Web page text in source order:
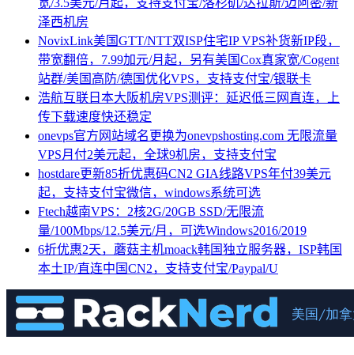
宽/3.5美元/月起，支持支付宝/洛杉矶/达拉斯/迈阿密/新
泽西机房
NovixLink美国GTT/NTT双ISP住宅IP VPS补货新IP段，
带宽翻倍，7.99加元/月起，另有美国Cox真家宽/Cogent
站群/美国高防/德国优化VPS，支持支付宝/银联卡
浩航互联日本大阪机房VPS测评：延迟低三网直连，上
传下载速度快还稳定
onevps官方网站域名更换为onevpshosting.com 无限流量
VPS月付2美元起，全球9机房，支持支付宝
hostdare更新85折优惠码CN2 GIA线路VPS年付39美元
起，支持支付宝微信，windows系统可选
Ftech越南VPS：2核2G/20GB SSD/无限流
量/100Mbps/12.5美元/月，可选Windows2016/2019
6折优惠2天，蘑菇主机moack韩国独立服务器，ISP韩国
本土IP/直连中国CN2，支持支付宝/Paypal/U